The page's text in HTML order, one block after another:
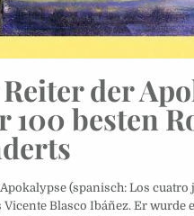
der
100 besten
(spanisch: Los
Blasco Ibáñez. Er wurde